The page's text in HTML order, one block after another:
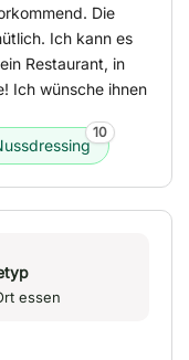
Die
Ich kann es
Restaurant, in
Ich wünsche ihnen
10
essen